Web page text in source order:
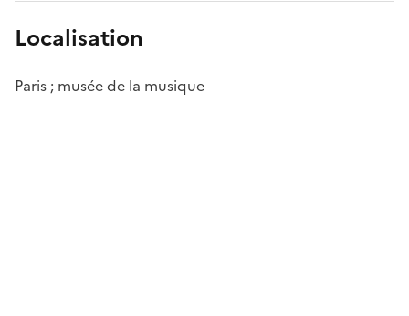
Localisation
Paris ; musée de la musique